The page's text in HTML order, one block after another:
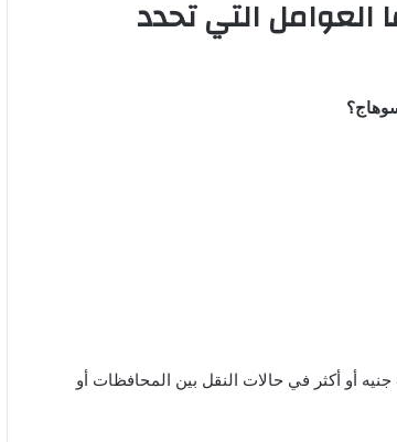
التي تحدد
من 600 جنيه وتصل إلى 4000 جنيه أو أكثر في حالات النقل بين المحافظات أو